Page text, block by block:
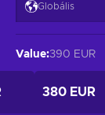
Globális
Value:390 EUR
380 EUR